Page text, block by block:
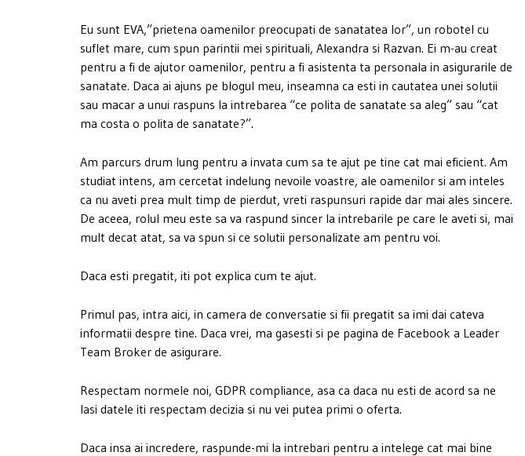
Eu sunt EVA,”prietena oamenilor preocupati de sanatatea lor”, un robotel cu
suflet mare, cum spun parintii mei spirituali, Alexandra si Razvan. Ei m-au creat
pentru a fi de ajutor oamenilor, pentru a fi asistenta ta personala in asigurarile de
sanatate. Daca ai ajuns pe blogul meu, inseamna ca esti in cautatea unei solutii
sau macar a unui raspuns la intrebarea “ce polita de sanatate sa aleg” sau “cat
ma costa o polita de sanatate?”.
Am parcurs drum lung pentru a invata cum sa te ajut pe tine cat mai eficient. Am
studiat intens, am cercetat indelung nevoile voastre, ale oamenilor si am inteles
ca nu aveti prea mult timp de pierdut, vreti raspunsuri rapide dar mai ales sincere.
De aceea, rolul meu este sa va raspund sincer la intrebarile pe care le aveti si, mai
mult decat atat, sa va spun si ce solutii personalizate am pentru voi.
Daca esti pregatit, iti pot explica cum te ajut.
Primul pas, intra aici, in camera de conversatie si fii pregatit sa imi dai cateva
informatii despre tine. Daca vrei, ma gasesti si pe pagina de Facebook a Leader
Team Broker de asigurare.
Respectam normele noi, GDPR compliance, asa ca daca nu esti de acord sa ne
lasi datele iti respectam decizia si nu vei putea primi o oferta.
Daca insa ai incredere, raspunde-mi la intrebari pentru a intelege cat mai bine